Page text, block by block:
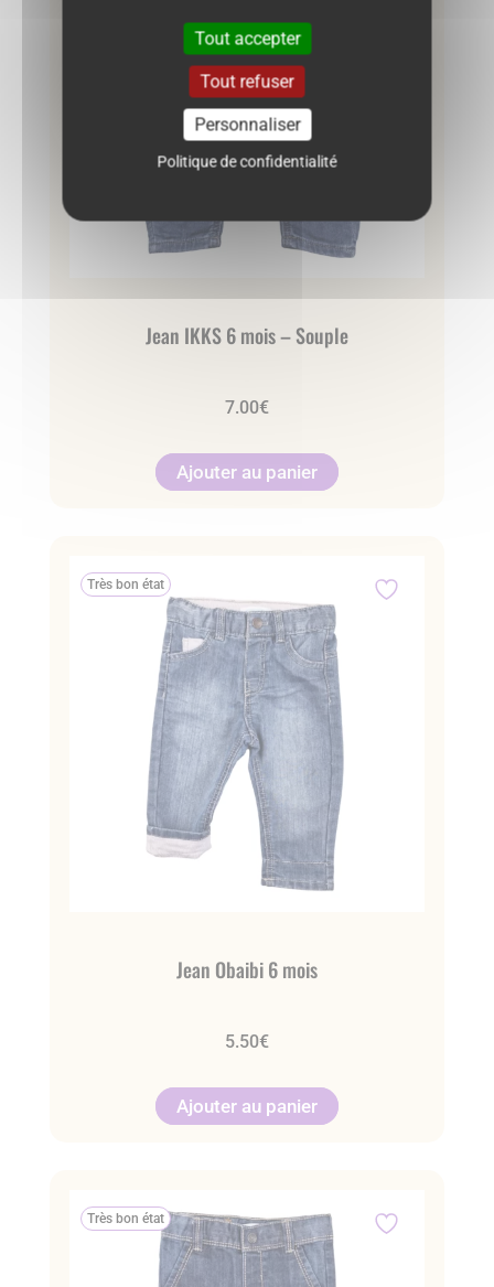
Jean IKKS 6 mois – Souple
7.00€
Ajouter au panier
Très bon état
Jean Obaibi 6 mois
5.50€
Ajouter au panier
Très bon état
Tout accepter
Tout refuser
Personnaliser
Politique de confidentialité